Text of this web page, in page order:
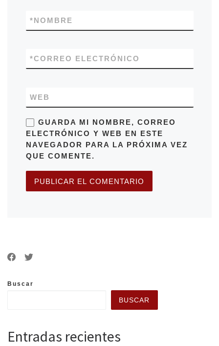
NOMBRE
*
CORREO ELECTRÓNICO
*
WEB
GUARDA MI NOMBRE, CORREO
ELECTRÓNICO Y WEB EN ESTE
NAVEGADOR PARA LA PRÓXIMA VEZ
QUE COMENTE.
Buscar
BUSCAR
Entradas recientes